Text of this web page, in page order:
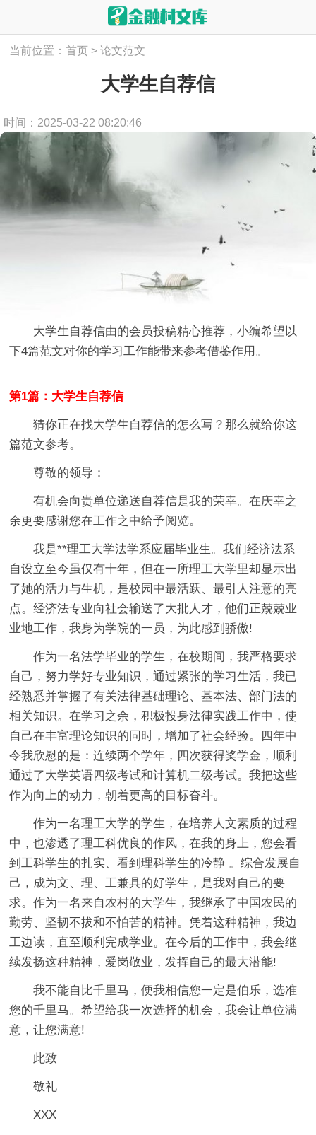
当前位置：首页 > 论文范文
大学生自荐信
时间：2025-03-22 08:20:46
大学生自荐信由的会员投稿精心推荐，小编希望以
下4篇范文对你的学习工作能带来参考借鉴作用。
第1篇：大学生自荐信
猜你正在找大学生自荐信的怎么写？那么就给你这
篇范文参考。
尊敬的领导：
有机会向贵单位递送自荐信是我的荣幸。在庆幸之
余更要感谢您在工作之中给予阅览。
我是**理工大学法学系应届毕业生。我们经济法系
自设立至今虽仅有十年，但在一所理工大学里却显示出
了她的活力与生机，是校园中最活跃、最引人注意的亮
点。经济法专业向社会输送了大批人才，他们正兢兢业
业地工作，我身为学院的一员，为此感到骄傲!
作为一名法学毕业的学生，在校期间，我严格要求
自己，努力学好专业知识，通过紧张的学习生活，我已
经熟悉并掌握了有关法律基础理论、基本法、部门法的
相关知识。在学习之余，积极投身法律实践工作中，使
自己在丰富理论知识的同时，增加了社会经验。四年中
令我欣慰的是：连续两个学年，四次获得奖学金，顺利
通过了大学英语四级考试和计算机二级考试。我把这些
作为向上的动力，朝着更高的目标奋斗。
作为一名理工大学的学生，在培养人文素质的过程
中，也渗透了理工科优良的作风，在我的身上，您会看
到工科学生的扎实、看到理科学生的冷静 。综合发展自
己，成为文、理、工兼具的好学生，是我对自己的要
求。作为一名来自农村的大学生，我继承了中国农民的
勤劳、坚韧不拔和不怕苦的精神。凭着这种精神，我边
工边读，直至顺利完成学业。在今后的工作中，我会继
续发扬这种精神，爱岗敬业，发挥自己的最大潜能!
我不能自比千里马，便我相信您一定是伯乐，选准
您的千里马。希望给我一次选择的机会，我会让单位满
意，让您满意!
此致
敬礼
XXX